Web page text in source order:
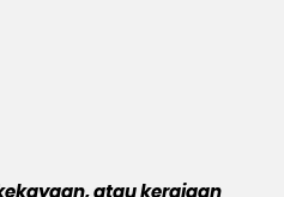
atau kerajaan